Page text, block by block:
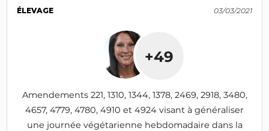
ÉLEVAGE 03/03/2021
+49
Amendements 221, 1310, 1344, 1378, 2469, 2918, 3480,
4657, 4779, 4780, 4910 et 4924 visant à généraliser
une journée végétarienne hebdomadaire dans la